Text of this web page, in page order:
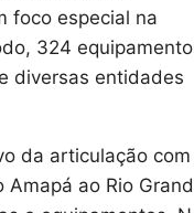
foco especial na
324
diversas entidades
da articulação
Amapá ao Rio